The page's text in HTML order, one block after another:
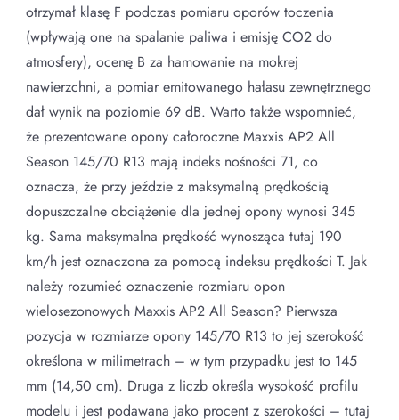
otrzymał klasę F podczas pomiaru oporów toczenia
(wpływają one na spalanie paliwa i emisję CO2 do
atmosfery), ocenę B za hamowanie na mokrej
nawierzchni, a pomiar emitowanego hałasu zewnętrznego
dał wynik na poziomie 69 dB. Warto także wspomnieć,
że prezentowane opony całoroczne Maxxis AP2 All
Season 145/70 R13 mają indeks nośności 71, co
oznacza, że przy jeździe z maksymalną prędkością
dopuszczalne obciążenie dla jednej opony wynosi 345
kg. Sama maksymalna prędkość wynosząca tutaj 190
km/h jest oznaczona za pomocą indeksu prędkości T. Jak
należy rozumieć oznaczenie rozmiaru opon
wielosezonowych Maxxis AP2 All Season? Pierwsza
pozycja w rozmiarze opony 145/70 R13 to jej szerokość
określona w milimetrach – w tym przypadku jest to 145
mm (14,50 cm). Druga z liczb określa wysokość profilu
modelu i jest podawana jako procent z szerokości – tutaj